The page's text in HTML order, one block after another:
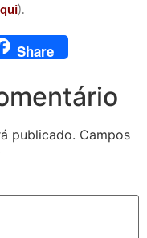
).
Share
publicado. Campos